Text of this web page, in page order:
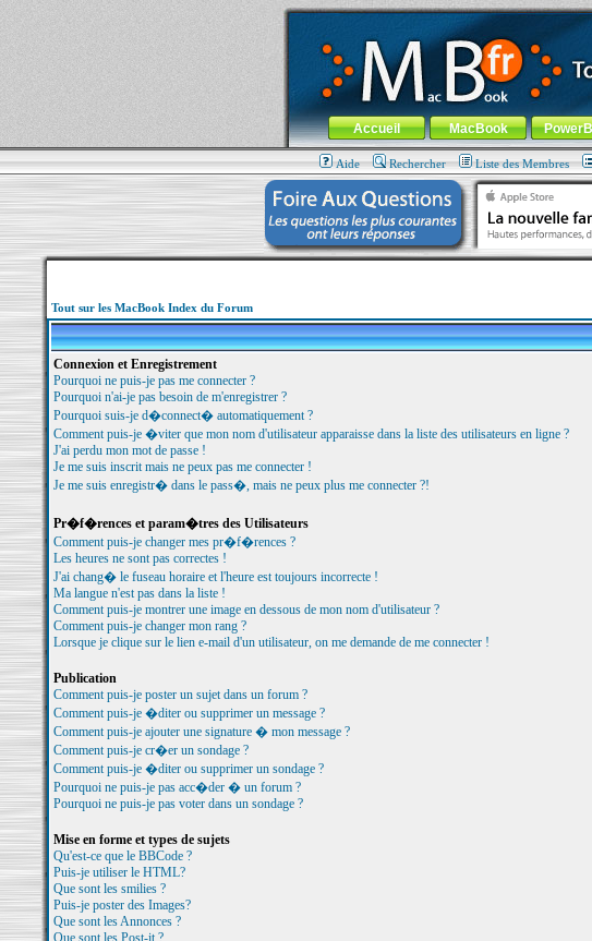
MacBook-fr.com : 100% Apple... 100% nomade !
Aller au contenu-Aller au menu général-Aller
Menu général
Accueil MacBook
Aide Rechercher Liste des Membres
Tout sur les MacBook Index du Forum
Connexion et Enregistrement
Pourquoi ne puis-je pas me connecter ?
Pourquoi n'ai-je pas besoin de m'enregistrer ?
Pourquoi suis-je d�connect� automatiquement ?
Comment puis-je �viter que mon nom d'utilisateur apparaisse dans la liste des utilisateurs en ligne ?
J'ai perdu mon mot de passe !
Je me suis inscrit mais ne peux pas me connecter !
Je me suis enregistr� dans le pass�, mais ne peux plus me connecter ?!
Pr�f�rences et param�tres des Utilisateurs
Comment puis-je changer mes pr�f�rences ?
Les heures ne sont pas correctes !
J'ai chang� le fuseau horaire et l'heure est toujours incorrecte !
Ma langue n'est pas dans la liste !
Comment puis-je montrer une image en dessous de mon nom d'utilisateur ?
Comment puis-je changer mon rang ?
Lorsque je clique sur le lien e-mail d'un utilisateur, on me demande de me connecter !
Publication
Comment puis-je poster un sujet dans un forum ?
Comment puis-je �diter ou supprimer un message ?
Comment puis-je ajouter une signature � mon message ?
Comment puis-je cr�er un sondage ?
Comment puis-je �diter ou supprimer un sondage ?
Pourquoi ne puis-je pas acc�der � un forum ?
Pourquoi ne puis-je pas voter dans un sondage ?
Mise en forme et types de sujets
Qu'est-ce que le BBCode ?
Puis-je utiliser le HTML?
Que sont les smilies ?
Puis-je poster des Images?
Que sont les Annonces ?
Que sont les Post-it ?